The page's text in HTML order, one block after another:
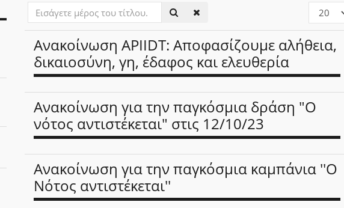
Εισάγετε
μέρος
του
τίτλου.
Εμφάνιση
Ανακοίνωση APIIDT: Αποφασίζουμε αλήθεια,
δικαιοσύνη, γη, έδαφος και ελευθερία
Ανακοίνωση για την παγκόσμια δράση "Ο
νότος αντιστέκεται" στις 12/10/23
Ανακοίνωση για την παγκόσμια καμπάνια ''Ο
Νότος αντιστέκεται''